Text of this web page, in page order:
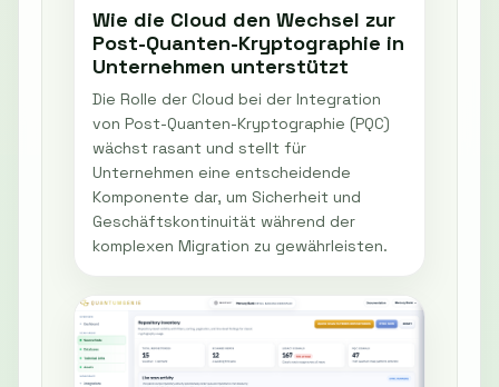
Wie die Cloud den Wechsel zur
Post-Quanten-Kryptographie in
Unternehmen unterstützt
Die Rolle der Cloud bei der Integration
von Post-Quanten-Kryptographie (PQC)
wächst rasant und stellt für
Unternehmen eine entscheidende
Komponente dar, um Sicherheit und
Geschäftskontinuität während der
komplexen Migration zu gewährleisten.